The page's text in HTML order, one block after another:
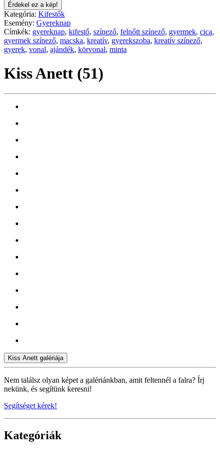
Érdekel ez a kép!
Kategória: Kifestők
Esemény: Gyereknap
Címkék: gyereknap, kifestő, színező, felnőtt színező, gyermek, cica,
gyermek színező, macska, kreatív, gyerekszoba, kreatív színező,
gyerek, vonal, ajándék, körvonal, minta
Kiss Anett (51)
Kiss Anett galériája
Nem találsz olyan képet a galériánkban, amit feltennél a falra? Írj
nekünk, és segítünk keresni!
Segítséget kérek!
Kategóriák